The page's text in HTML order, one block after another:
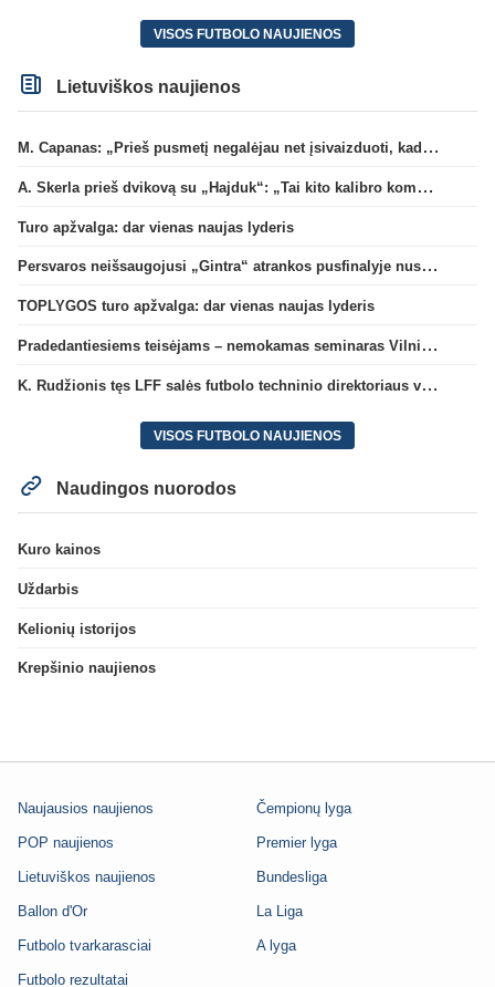
VISOS FUTBOLO NAUJIENOS
Lietuviškos naujienos
M. Capanas: „Prieš pusmetį negalėjau net įsivaizduoti, kad žaisime prieš „Hajduk“
A. Skerla prieš dvikovą su „Hajduk“: „Tai kito kalibro komanda“
Turo apžvalga: dar vienas naujas lyderis
Persvaros neišsaugojusi „Gintra“ atrankos pusfinalyje nusileido Škotijos čempionėms
TOPLYGOS turo apžvalga: dar vienas naujas lyderis
Pradedantiesiems teisėjams – nemokamas seminaras Vilniuje šį penktadienį
K. Rudžionis tęs LFF salės futbolo techninio direktoriaus veiklą
VISOS FUTBOLO NAUJIENOS
Naudingos nuorodos
Kuro kainos
Uždarbis
Kelionių istorijos
Krepšinio naujienos
Naujausios naujienos
POP naujienos
Lietuviškos naujienos
Ballon d'Or
Futbolo tvarkarasciai
Futbolo rezultatai
Čempionų lyga
Premier lyga
Bundesliga
La Liga
A lyga